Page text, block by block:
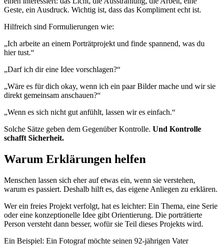
Geste, ein Ausdruck. Wichtig ist, dass das Kompliment echt ist.
Hilfreich sind Formulierungen wie:
„Ich arbeite an einem Porträtprojekt und finde spannend, was du
hier tust.“
„Darf ich dir eine Idee vorschlagen?“
„Wäre es für dich okay, wenn ich ein paar Bilder mache und wir sie
direkt gemeinsam anschauen?“
„Wenn es sich nicht gut anfühlt, lassen wir es einfach.“
Solche Sätze geben dem Gegenüber Kontrolle. Und Kontrolle
schafft Sicherheit.
Warum Erklärungen helfen
Menschen lassen sich eher auf etwas ein, wenn sie verstehen,
warum es passiert. Deshalb hilft es, das eigene Anliegen zu erklären.
Wer ein freies Projekt verfolgt, hat es leichter: Ein Thema, eine Serie
oder eine konzeptionelle Idee gibt Orientierung. Die porträtierte
Person versteht dann besser, wofür sie Teil dieses Projekts wird.
Ein Beispiel: Ein Fotograf möchte seinen 92-jährigen Vater